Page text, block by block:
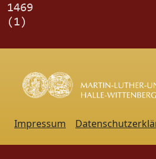
1469
(1)
Impressum